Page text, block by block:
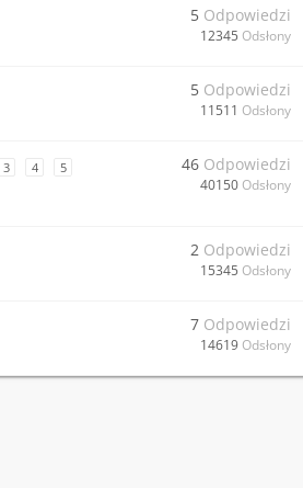
5 Odpowiedzi
12345 Odsłony
5 Odpowiedzi
11511 Odsłony
3 4 5 46 Odpowiedzi
40150 Odsłony
2 Odpowiedzi
15345 Odsłony
7 Odpowiedzi
14619 Odsłony